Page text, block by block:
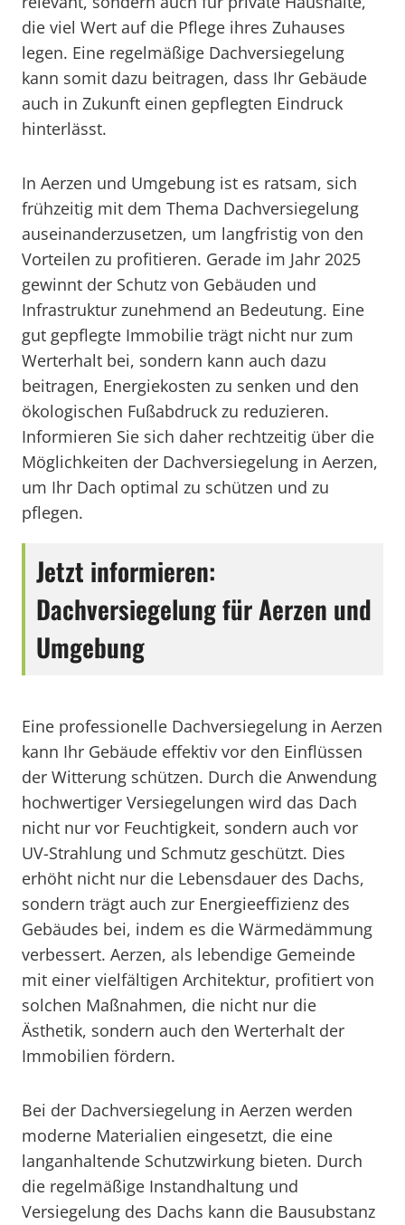
die viel Wert auf die Pflege ihres Zuhauses
legen. Eine regelmäßige Dachversiegelung
kann somit dazu beitragen, dass Ihr Gebäude
auch in Zukunft einen gepflegten Eindruck
hinterlässt.
In Aerzen und Umgebung ist es ratsam, sich
frühzeitig mit dem Thema Dachversiegelung
auseinanderzusetzen, um langfristig von den
Vorteilen zu profitieren. Gerade im Jahr 2025
gewinnt der Schutz von Gebäuden und
Infrastruktur zunehmend an Bedeutung. Eine
gut gepflegte Immobilie trägt nicht nur zum
Werterhalt bei, sondern kann auch dazu
beitragen, Energiekosten zu senken und den
ökologischen Fußabdruck zu reduzieren.
Informieren Sie sich daher rechtzeitig über die
Möglichkeiten der Dachversiegelung in Aerzen,
um Ihr Dach optimal zu schützen und zu
pflegen.
Jetzt informieren:
Dachversiegelung für Aerzen und
Umgebung
Eine professionelle Dachversiegelung in Aerzen
kann Ihr Gebäude effektiv vor den Einflüssen
der Witterung schützen. Durch die Anwendung
hochwertiger Versiegelungen wird das Dach
nicht nur vor Feuchtigkeit, sondern auch vor
UV-Strahlung und Schmutz geschützt. Dies
erhöht nicht nur die Lebensdauer des Dachs,
sondern trägt auch zur Energieeffizienz des
Gebäudes bei, indem es die Wärmedämmung
verbessert. Aerzen, als lebendige Gemeinde
mit einer vielfältigen Architektur, profitiert von
solchen Maßnahmen, die nicht nur die
Ästhetik, sondern auch den Werterhalt der
Immobilien fördern.
Bei der Dachversiegelung in Aerzen werden
moderne Materialien eingesetzt, die eine
langanhaltende Schutzwirkung bieten. Durch
die regelmäßige Instandhaltung und
Versiegelung des Dachs kann die Bausubstanz